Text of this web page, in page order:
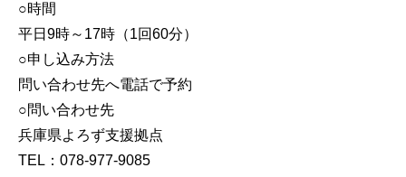
○時間
平日9時～17時（1回60分）
○申し込み方法
問い合わせ先へ電話で予約
○問い合わせ先
兵庫県よろず支援拠点
TEL：078-977-9085